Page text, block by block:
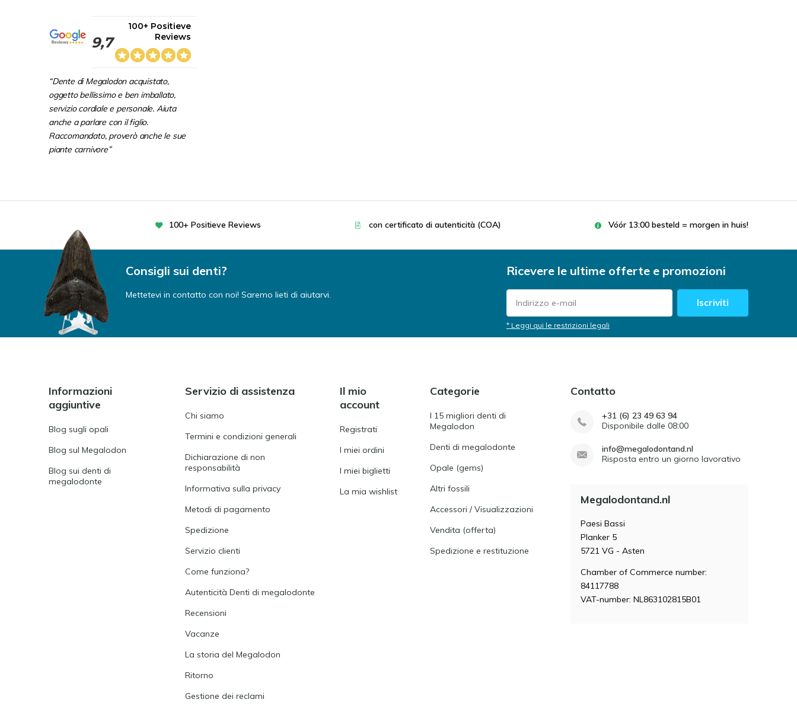
9,7
100+ Positieve
Reviews
“Dente di Megalodon acquistato,
oggetto bellissimo e ben imballato,
servizio cordiale e personale. Aiuta
anche a parlare con il figlio.
Raccomandato, proverò anche le sue
piante carnivore”
100+ Positieve Reviews con certificato di autenticità (COA) Vóór 13:00 besteld = morgen in huis!
Consigli sui denti?
Mettetevi in contatto con noi! Saremo lieti di aiutarvi.
Ricevere le ultime offerte e promozioni
Iscriviti
* Leggi qui le restrizioni legali
Informazioni
aggiuntive
Blog sugli opali
Blog sul Megalodon
Blog sui denti di
megalodonte
Servizio di assistenza
Chi siamo
Termini e condizioni generali
Dichiarazione di non
responsabilità
Informativa sulla privacy
Metodi di pagamento
Spedizione
Servizio clienti
Come funziona?
Autenticità Denti di megalodonte
Recensioni
Vacanze
La storia del Megalodon
Ritorno
Gestione dei reclami
Il mio
account
Registrati
I miei ordini
I miei biglietti
La mia wishlist
Categorie
I 15 migliori denti di
Megalodon
Denti di megalodonte
Opale (gems)
Altri fossili
Accessori / Visualizzazioni
Vendita (offerta)
Spedizione e restituzione
Contatto
+31 (6) 23 49 63 94
Disponibile dalle 08:00
info@megalodontand.nl
Risposta entro un giorno lavorativo
Megalodontand.nl
Paesi Bassi
Planker 5
5721 VG - Asten
Chamber of Commerce number:
84117788
VAT-number: NL863102815B01